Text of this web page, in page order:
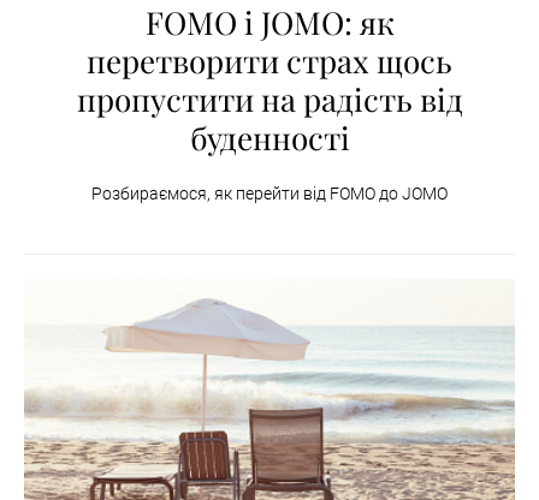
FOMO і JOMO: як
перетворити страх щось
пропустити на радість від
буденності
Розбираємося, як перейти від FOMO до JOMO